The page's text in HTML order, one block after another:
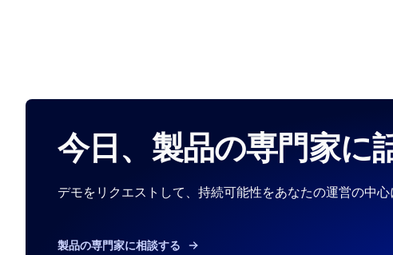
今日、製品の専門家に
デモをリクエストして、持続可能性をあなたの運営の中
製品の専門家に相談する